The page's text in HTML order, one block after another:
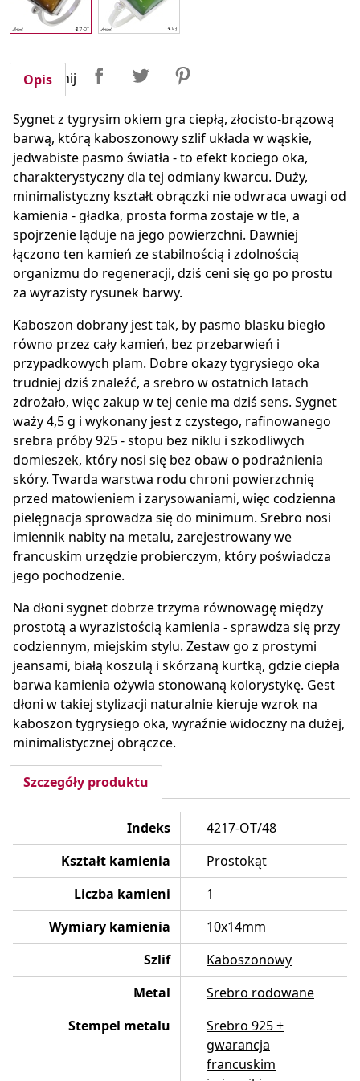
Udostępnij UdostępnijTweetuj
Opis
Sygnet z tygrysim okiem gra ciepłą, złocisto-brązową
barwą, którą kaboszonowy szlif układa w wąskie,
jedwabiste pasmo światła - to efekt kociego oka,
charakterystyczny dla tej odmiany kwarcu. Duży,
minimalistyczny kształt obrączki nie odwraca uwagi od
kamienia - gładka, prosta forma zostaje w tle, a
spojrzenie ląduje na jego powierzchni. Dawniej
łączono ten kamień ze stabilnością i zdolnością
organizmu do regeneracji, dziś ceni się go po prostu
za wyrazisty rysunek barwy.
Kaboszon dobrany jest tak, by pasmo blasku biegło
równo przez cały kamień, bez przebarwień i
przypadkowych plam. Dobre okazy tygrysiego oka
trudniej dziś znaleźć, a srebro w ostatnich latach
zdrożało, więc zakup w tej cenie ma dziś sens. Sygnet
waży 4,5 g i wykonany jest z czystego, rafinowanego
srebra próby 925 - stopu bez niklu i szkodliwych
domieszek, który nosi się bez obaw o podrażnienia
skóry. Twarda warstwa rodu chroni powierzchnię
przed matowieniem i zarysowaniami, więc codzienna
pielęgnacja sprowadza się do minimum. Srebro nosi
imiennik nabity na metalu, zarejestrowany we
francuskim urzędzie probierczym, który poświadcza
jego pochodzenie.
Na dłoni sygnet dobrze trzyma równowagę między
prostotą a wyrazistością kamienia - sprawdza się przy
codziennym, miejskim stylu. Zestaw go z prostymi
jeansami, białą koszulą i skórzaną kurtką, gdzie ciepła
barwa kamienia ożywia stonowaną kolorystykę. Gest
dłoni w takiej stylizacji naturalnie kieruje wzrok na
kaboszon tygrysiego oka, wyraźnie widoczny na dużej,
minimalistycznej obrączce.
Szczegóły produktu
Indeks
4217-OT/48
Kształt kamienia
Prostokąt
Liczba kamieni
1
Wymiary kamienia
10x14mm
Szlif
Kaboszonowy
Metal
Srebro rodowane
Stempel metalu
Srebro 925 +
gwarancja
francuskim